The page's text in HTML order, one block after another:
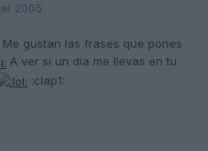
2005
gustan las frases que pones
A ver si un dia me llevas en tu
:clap1: